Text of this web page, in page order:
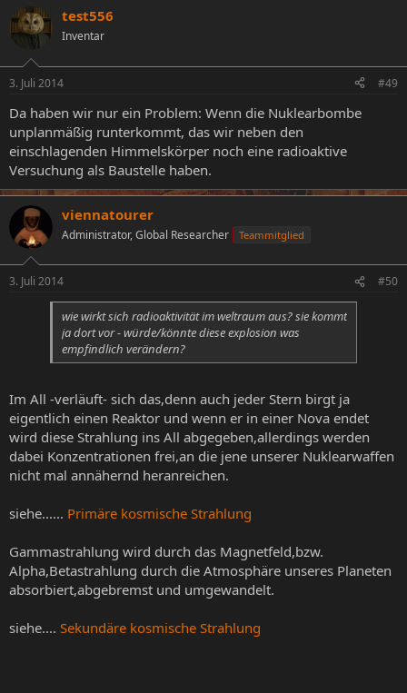
test556
Inventar
3. Juli 2014 #49
Da haben wir nur ein Problem: Wenn die Nuklearbombe
unplanmäßig runterkommt, das wir neben den
einschlagenden Himmelskörper noch eine radioaktive
Versuchung als Baustelle haben.
viennatourer
Administrator, Global Researcher Teammitglied
3. Juli 2014 #50
wie wirkt sich radioaktivität im weltraum aus? sie kommt
ja dort vor - würde/könnte diese explosion was
empfindlich verändern?
Im All -verläuft- sich das,denn auch jeder Stern birgt ja
eigentlich einen Reaktor und wenn er in einer Nova endet
wird diese Strahlung ins All abgegeben,allerdings werden
dabei Konzentrationen frei,an die jene unserer Nuklearwaffen
nicht mal annähernd heranreichen.
siehe...... Primäre kosmische Strahlung
Gammastrahlung wird durch das Magnetfeld,bzw.
Alpha,Betastrahlung durch die Atmosphäre unseres Planeten
absorbiert,abgebremst und umgewandelt.
siehe.... Sekundäre kosmische Strahlung